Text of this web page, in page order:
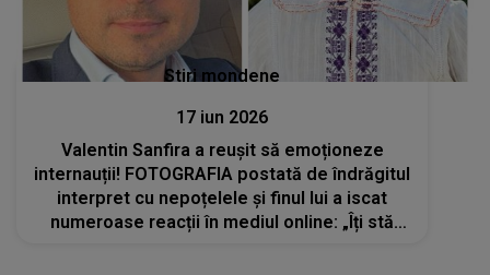
Stiri mondene
17 iun 2026
Valentin Sanfira a reușit să emoționeze
internauții! FOTOGRAFIA postată de îndrăgitul
interpret cu nepoțelele și finul lui a iscat
numeroase reacții în mediul online: „Îți stă